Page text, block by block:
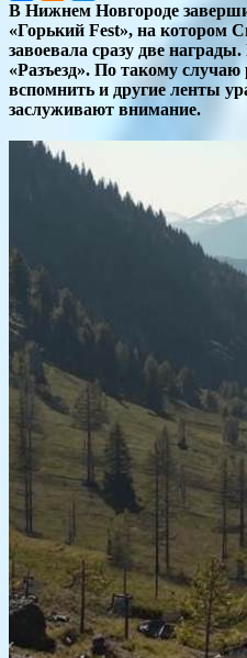
В Нижнем Новгороде
«Горький Fest», на котором
завоевала сразу две
«Разъезд». По такому
вспомнить и другие ленты
заслуживают внимание.